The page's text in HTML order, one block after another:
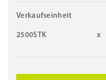
Verkaufseinheit
2500STK x